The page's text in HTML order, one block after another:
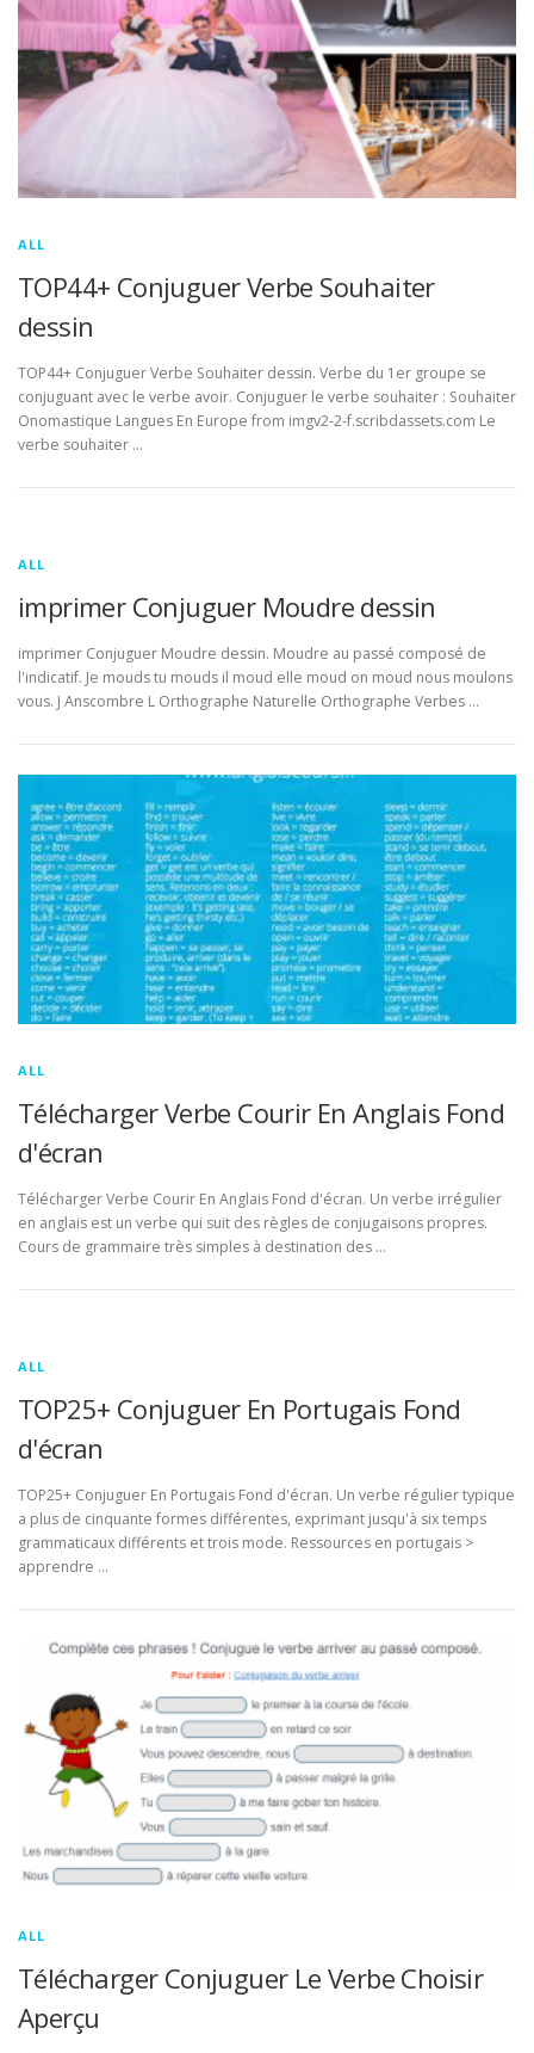
ALL
TOP44+ Conjuguer Verbe Souhaiter
dessin
TOP44+ Conjuguer Verbe Souhaiter dessin. Verbe du 1er groupe se
conjuguant avec le verbe avoir. Conjuguer le verbe souhaiter : Souhaiter
Onomastique Langues En Europe from imgv2-2-f.scribdassets.com Le
verbe souhaiter …
ALL
imprimer Conjuguer Moudre dessin
imprimer Conjuguer Moudre dessin. Moudre au passé composé de
l'indicatif. Je mouds tu mouds il moud elle moud on moud nous moulons
vous. J Anscombre L Orthographe Naturelle Orthographe Verbes …
ALL
Télécharger Verbe Courir En Anglais Fond
d'écran
Télécharger Verbe Courir En Anglais Fond d'écran. Un verbe irrégulier
en anglais est un verbe qui suit des règles de conjugaisons propres.
Cours de grammaire très simples à destination des …
ALL
TOP25+ Conjuguer En Portugais Fond
d'écran
TOP25+ Conjuguer En Portugais Fond d'écran. Un verbe régulier typique
a plus de cinquante formes différentes, exprimant jusqu'à six temps
grammaticaux différents et trois mode. Ressources en portugais >
apprendre …
ALL
Télécharger Conjuguer Le Verbe Choisir
Aperçu